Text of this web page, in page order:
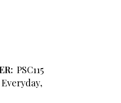
PSC115
Everyday,